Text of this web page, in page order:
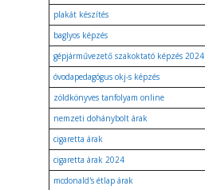
plakát készítés
baglyos képzés
gépjárművezető szakoktató képzés 2024
óvodapedagógus okj-s képzés
zöldkönyves tanfolyam online
nemzeti dohánybolt árak
cigaretta árak
cigaretta árak 2024
mcdonald's étlap árak